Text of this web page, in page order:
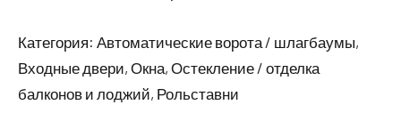
Категория: Автоматические ворота / шлагбаумы,
Входные двери, Окна, Остекление / отделка
балконов и лоджий, Рольставни